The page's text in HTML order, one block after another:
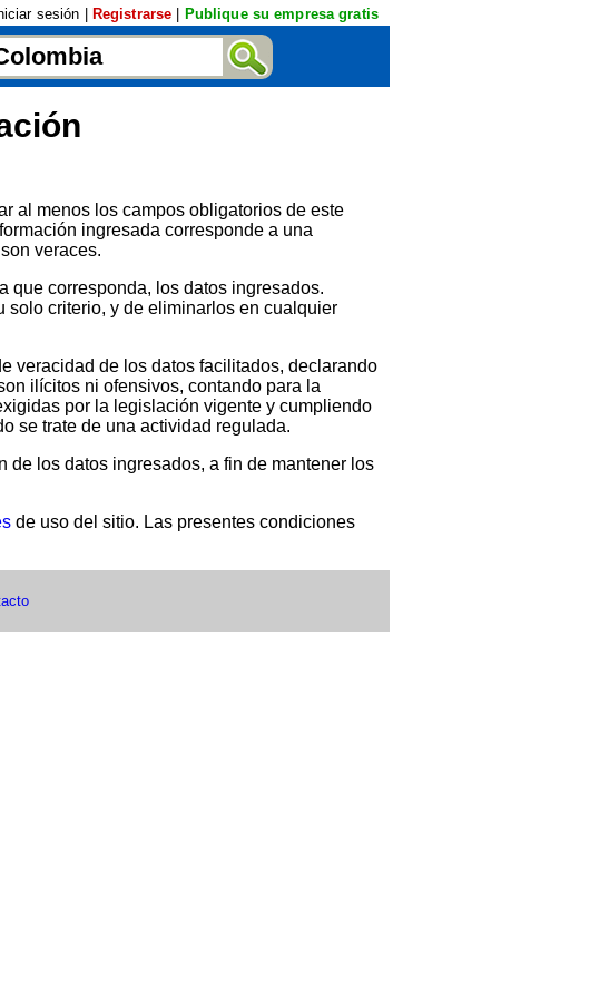
sesión Registrarse Publique su empresa gratis
al menos los campos obligatorios de este
ingresada corresponde a una
veraces.
que corresponda, los datos ingresados.
solo criterio, y de eliminarlos en cualquier
veracidad de los datos facilitados, declarando
ilícitos ni ofensivos, contando para la
por la legislación vigente y cumpliendo
se trate de una actividad regulada.
de los datos ingresados, a fin de mantener los
de uso del sitio. Las presentes condiciones